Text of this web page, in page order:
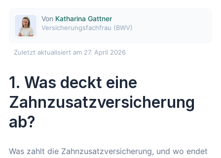
Von Katharina Gattner
Versicherungsfachfrau (BWV)
Zuletzt aktualisiert am 27. April 2026
1. Was deckt eine
Zahnzusatzversicherung
ab?
Was zahlt die Zahnzusatzversicherung, und wo endet